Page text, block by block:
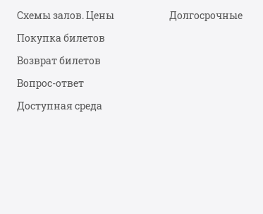
Схемы залов. Цены
Покупка билетов
Возврат билетов
Вопрос-ответ
Доступная среда
Долгосрочные